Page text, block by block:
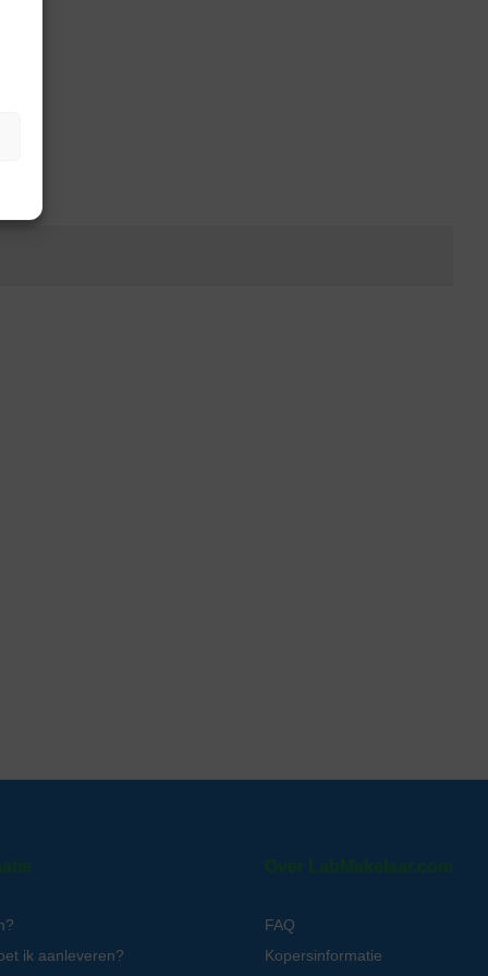
ik aanleveren?
Over LabMakelaar.com
FAQ
Kopersinformatie